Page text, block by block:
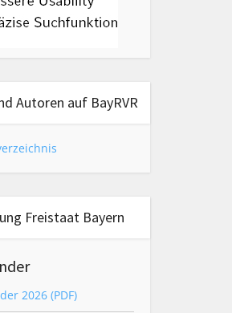
Autoren auf BayRVR
Freistaat Bayern
2026 (PDF)